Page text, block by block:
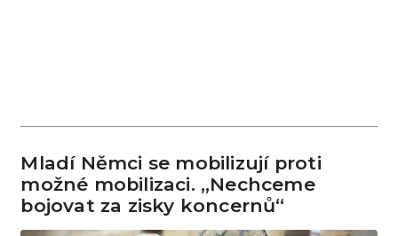
Mladí Němci se mobilizují proti
možné mobilizaci. „Nechceme
bojovat za zisky koncernů“